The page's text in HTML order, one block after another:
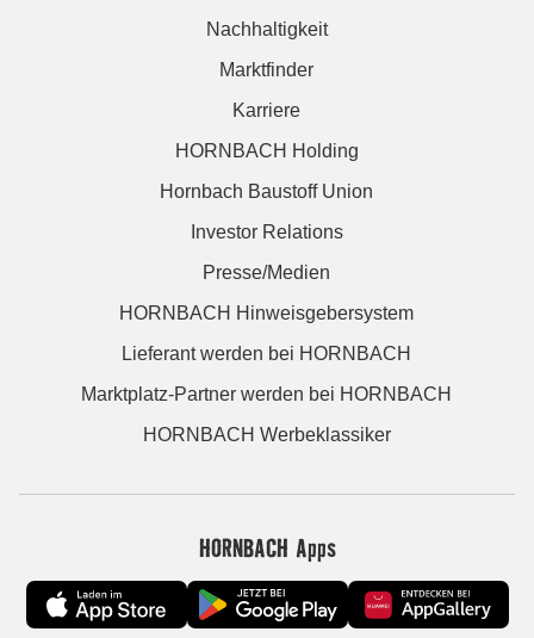
Nachhaltigkeit
Marktfinder
Karriere
HORNBACH Holding
Hornbach Baustoff Union
Investor Relations
Presse/Medien
HORNBACH Hinweisgebersystem
Lieferant werden bei HORNBACH
Marktplatz-Partner werden bei HORNBACH
HORNBACH Werbeklassiker
HORNBACH Apps